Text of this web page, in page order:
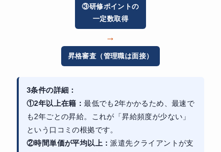
③研修ポイントの
一定数取得
→
昇格審査（管理職は面接）
3条件の詳細：
①2年以上在籍：最低でも2年かかるため、最速で
も2年ごとの昇給。これが「昇給頻度が少ない」
という口コミの根拠です。
②時間単価が平均以上：派遣先クライアントが支